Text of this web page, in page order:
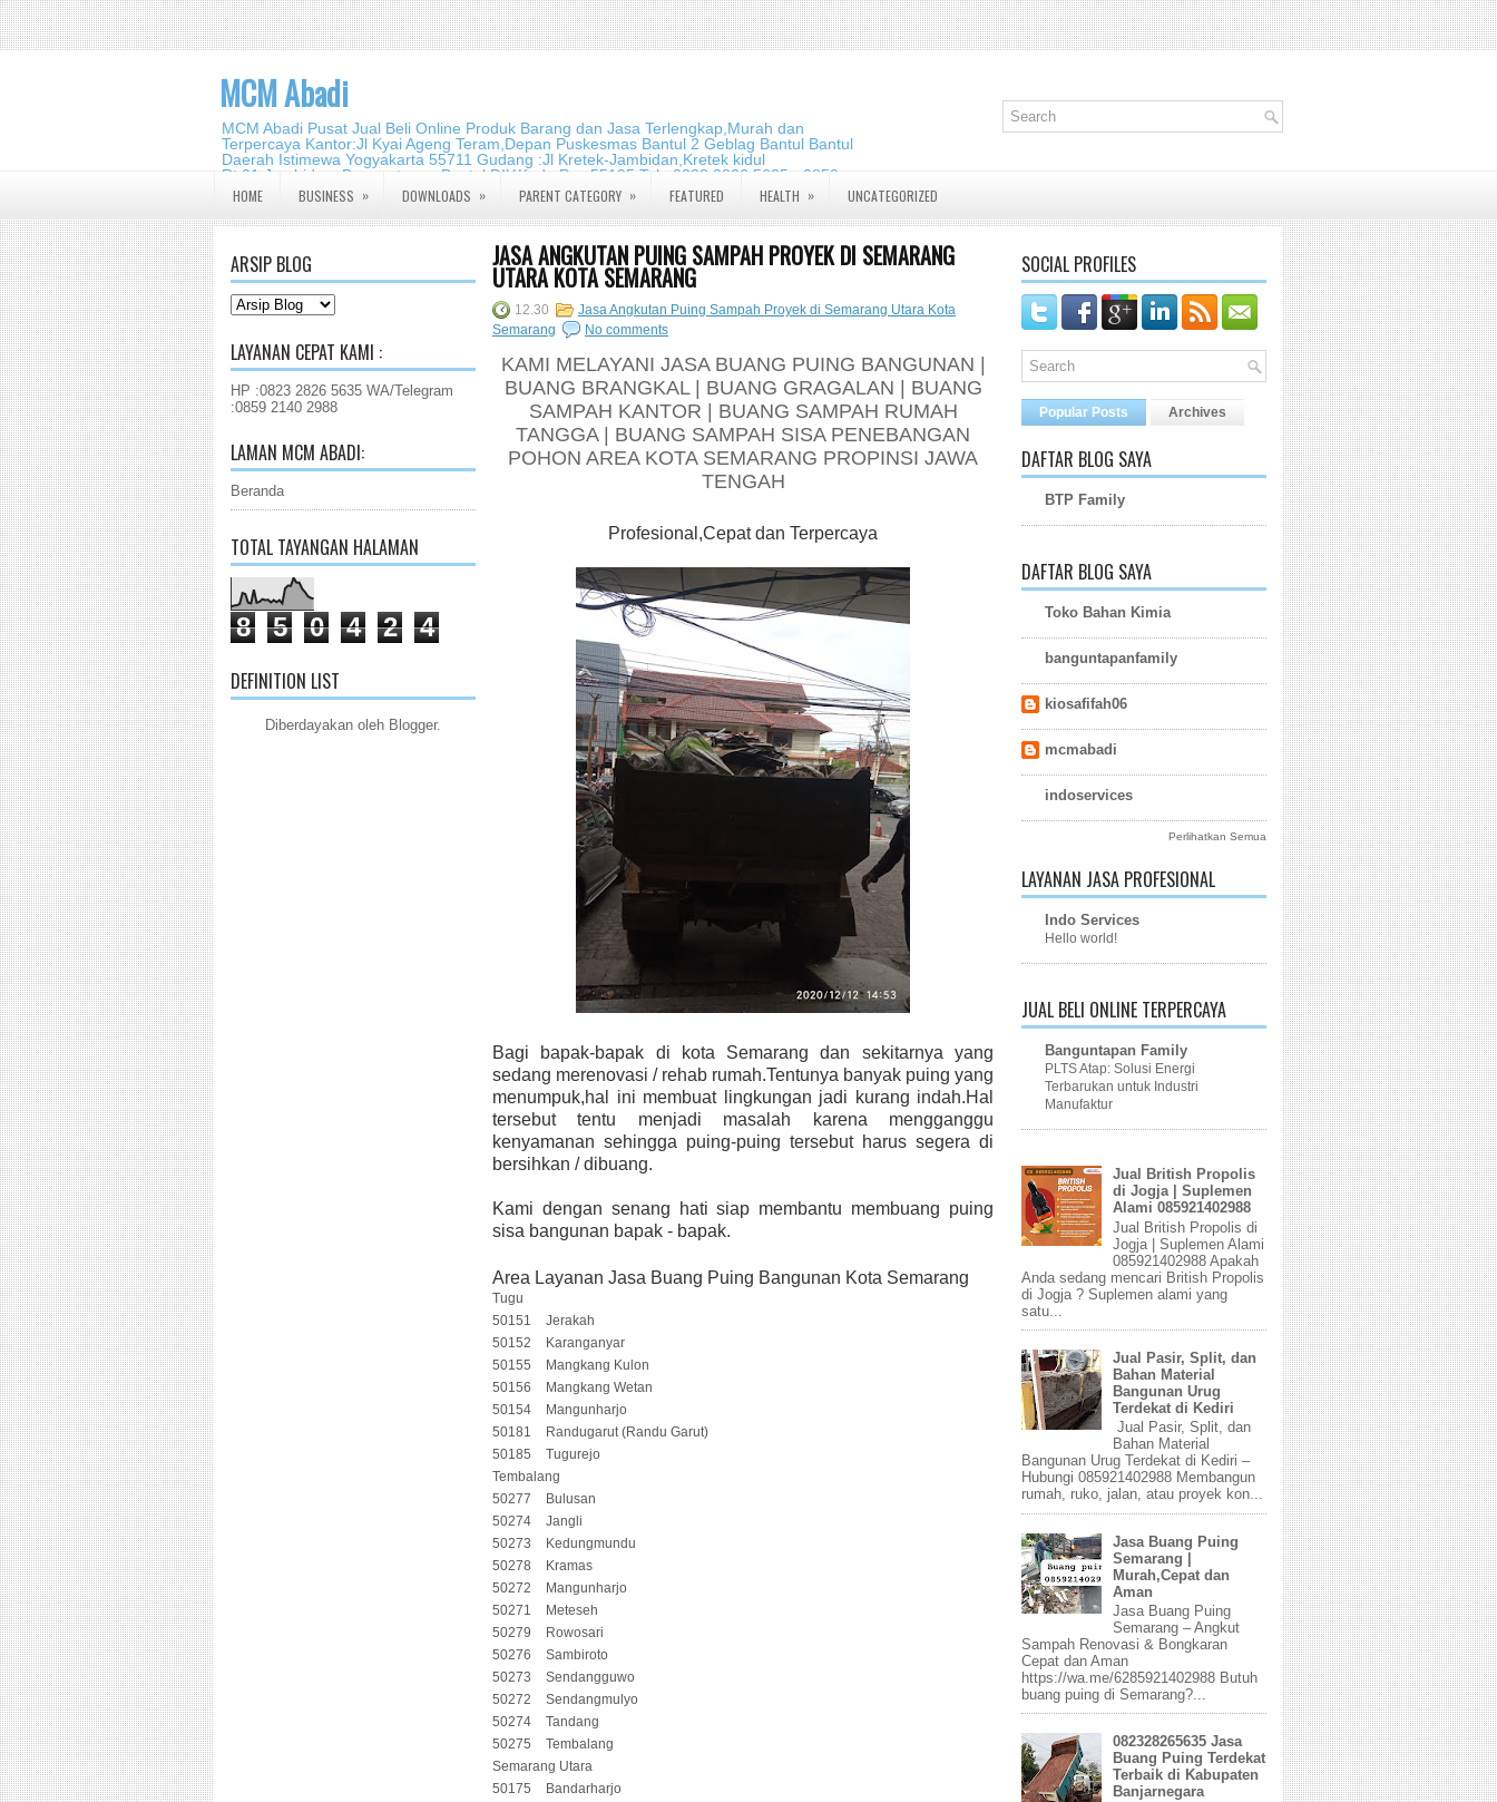
MCM Abadi
MCM Abadi Pusat Jual Beli Online Produk Barang dan Jasa Terlengkap,Murah dan
Terpercaya Kantor:Jl Kyai Ageng Teram,Depan Puskesmas Bantul 2 Geblag Bantul Bantul
Daerah Istimewa Yogyakarta 55711 Gudang :Jl Kretek-Jambidan,Kretek kidul
Rt.01,Jambidan, Banguntapan,Bantul,DIY.Kode Pos:55195 Telp:0823 2826 5635 - 0859
2140 2988
HOME BUSINESS » DOWNLOADS » PARENT CATEGORY » FEATURED HEALTH » UNCATEGORIZED
ARSIP BLOG
LAYANAN CEPAT KAMI :
HP :0823 2826 5635 WA/Telegram
:0859 2140 2988
LAMAN MCM ABADI:
Beranda
TOTAL TAYANGAN HALAMAN
8 5 0 4 2 4
DEFINITION LIST
Diberdayakan oleh Blogger.
JASA ANGKUTAN PUING SAMPAH PROYEK DI SEMARANG
UTARA KOTA SEMARANG
12.30
Jasa Angkutan Puing Sampah Proyek di Semarang Utara Kota
Semarang
No comments
KAMI MELAYANI JASA BUANG PUING BANGUNAN |
BUANG BRANGKAL | BUANG GRAGALAN | BUANG
SAMPAH KANTOR | BUANG SAMPAH RUMAH
TANGGA | BUANG SAMPAH SISA PENEBANGAN
POHON AREA KOTA SEMARANG PROPINSI JAWA
TENGAH
Profesional,Cepat dan Terpercaya
Bagi bapak-bapak di kota Semarang dan sekitarnya yang
sedang merenovasi / rehab rumah.Tentunya banyak puing yang
menumpuk,hal ini membuat lingkungan jadi kurang indah.Hal
tersebut tentu menjadi masalah karena mengganggu
kenyamanan sehingga puing-puing tersebut harus segera di
bersihkan / dibuang.
Kami dengan senang hati siap membantu membuang puing
sisa bangunan bapak - bapak.
Area Layanan Jasa Buang Puing Bangunan Kota Semarang
Tugu
50151
Jerakah
50152
Karanganyar
50155
Mangkang Kulon
50156
Mangkang Wetan
50154
Mangunharjo
50181
Randugarut (Randu Garut)
50185
Tugurejo
Tembalang
50277
Bulusan
50274
Jangli
50273
Kedungmundu
50278
Kramas
50272
Mangunharjo
50271
Meteseh
50279
Rowosari
50276
Sambiroto
50273
Sendangguwo
50272
Sendangmulyo
50274
Tandang
50275
Tembalang
Semarang Utara
50175
Bandarharjo
SOCIAL PROFILES
Popular Posts Archives
DAFTAR BLOG SAYA
BTP Family
DAFTAR BLOG SAYA
Toko Bahan Kimia
banguntapanfamily
kiosafifah06
mcmabadi
indoservices
Perlihatkan Semua
LAYANAN JASA PROFESIONAL
Indo Services
Hello world!
JUAL BELI ONLINE TERPERCAYA
Banguntapan Family
PLTS Atap: Solusi Energi
Terbarukan untuk Industri
Manufaktur
Jual British Propolis
di Jogja | Suplemen
Alami 085921402988
Jual British Propolis di
Jogja | Suplemen Alami
085921402988 Apakah
Anda sedang mencari British Propolis
di Jogja ? Suplemen alami yang
satu...
Jual Pasir, Split, dan
Bahan Material
Bangunan Urug
Terdekat di Kediri
Jual Pasir, Split, dan
Bahan Material
Bangunan Urug Terdekat di Kediri –
Hubungi 085921402988 Membangun
rumah, ruko, jalan, atau proyek kon...
Jasa Buang Puing
Semarang |
Murah,Cepat dan
Aman
Jasa Buang Puing
Semarang – Angkut
Sampah Renovasi & Bongkaran
Cepat dan Aman
https://wa.me/6285921402988 Butuh
buang puing di Semarang?...
082328265635 Jasa
Buang Puing Terdekat
Terbaik di Kabupaten
Banjarnegara